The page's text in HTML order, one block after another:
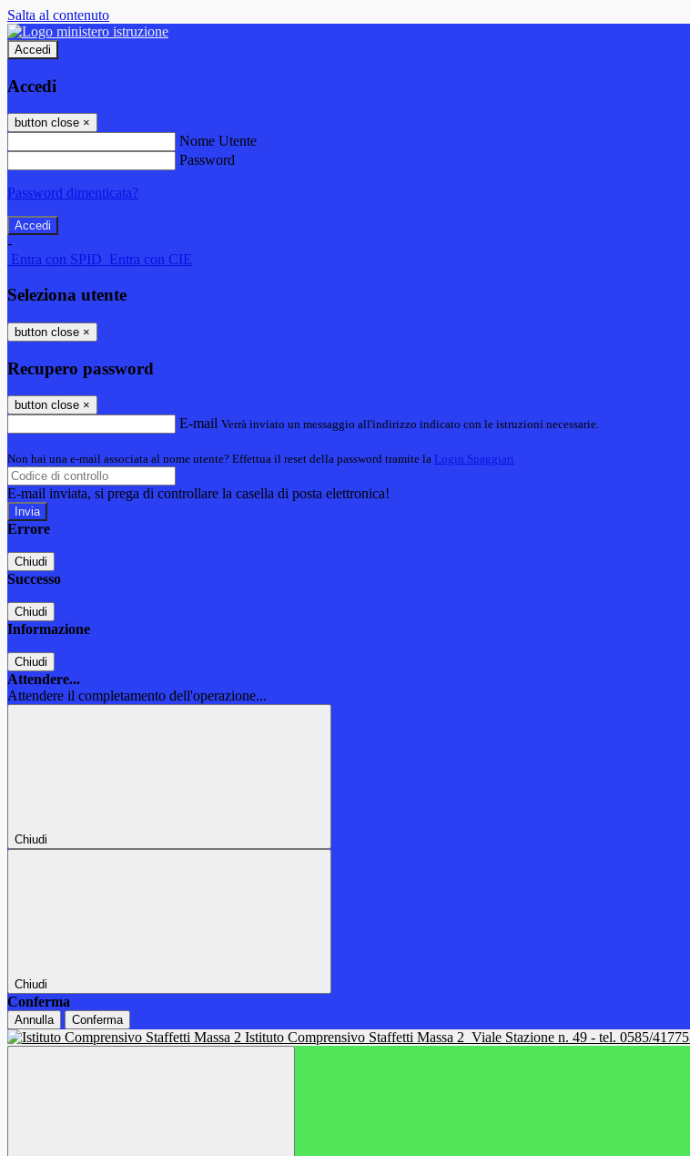
Salta al contenuto
Accedi
Accedi
button close ×
Nome Utente
Password
Password dimenticata?
-
Entra con SPID Entra con CIE
Seleziona utente
button close ×
Recupero password
button close ×
E-mail Verrà inviato un messaggio all'indirizzo indicato con le istruzioni necessarie.
Non hai una e-mail associata al nome utente? Effettua il reset della password tramite la Login Spaggiari
E-mail inviata, si prega di controllare la casella di posta elettronica!
Errore
Chiudi
Successo
Chiudi
Informazione
Chiudi
Attendere...
Attendere il completamento dell'operazione...
Chiudi
Chiudi
Conferma
Annulla Conferma
Istituto Comprensivo Staffetti Massa 2 Viale Stazione n. 49 - tel. 0585/41775